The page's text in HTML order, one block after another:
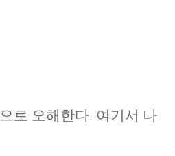
로 오해한다. 여기서 나